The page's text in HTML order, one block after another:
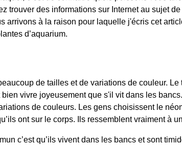
trouver des informations sur Internet au sujet
arrivons à la raison pour laquelle j'écris cet
d’aquarium.
de tailles et de variations de couleur.
vivre joyeusement que s'il vit dans les
de couleurs. Les gens choisissent le
ont sur le corps. Ils ressemblent vraiment à
c’est qu’ils vivent dans les bancs et sont